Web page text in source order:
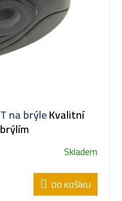
na brýleKvalitní
Skladem
DO KOŠÍKU